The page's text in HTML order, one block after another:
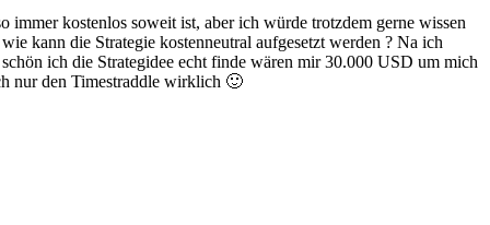
kostenlos soweit ist, aber ich würde trotzdem gerne wissen
kann die Strategie kostenneutral aufgesetzt werden ? Na ich
ich die Strategidee echt finde wären mir 30.000 USD um mich
nur den Timestraddle wirklich 🙂